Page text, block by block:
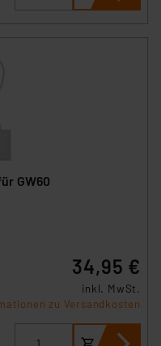
GW60
34,95 €
inkl. MwSt.
zu Versandkosten